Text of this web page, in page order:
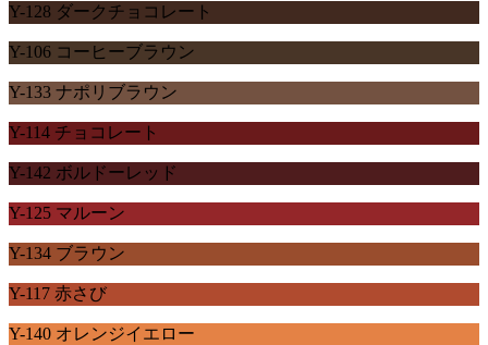
Y-128 ダークチョコレート
Y-106 コーヒーブラウン
Y-133 ナポリブラウン
Y-114 チョコレート
Y-142 ボルドーレッド
Y-125 マルーン
Y-134 ブラウン
Y-117 赤さび
Y-140 オレンジイエロー